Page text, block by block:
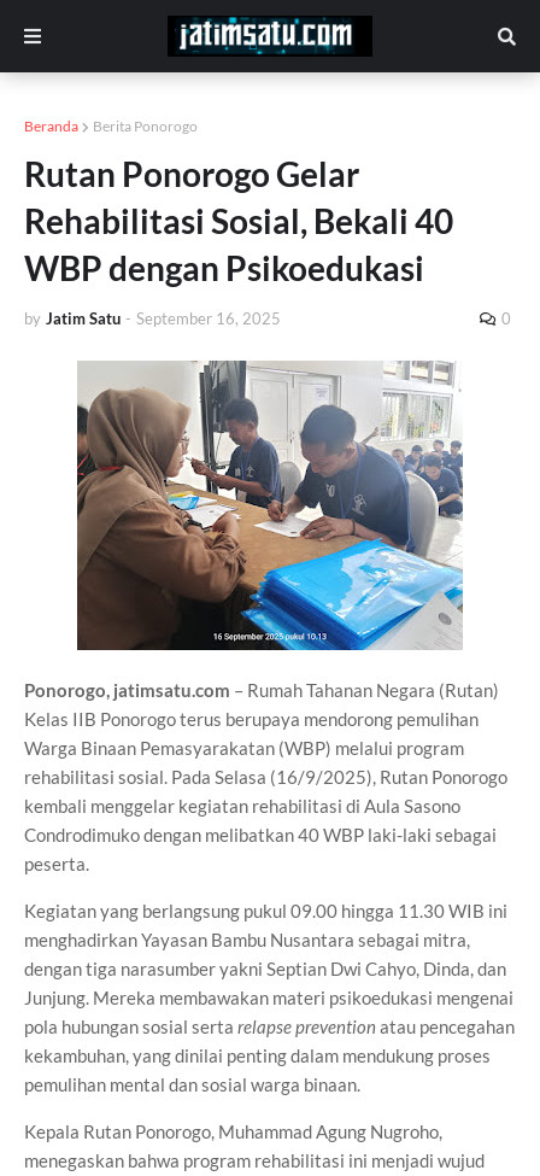
Beranda Berita Ponorogo
Rutan Ponorogo Gelar
Rehabilitasi Sosial, Bekali 40
WBP dengan Psikoedukasi
by Jatim Satu - September 16, 2025 0
Ponorogo, jatimsatu.com – Rumah Tahanan Negara (Rutan)
Kelas IIB Ponorogo terus berupaya mendorong pemulihan
Warga Binaan Pemasyarakatan (WBP) melalui program
rehabilitasi sosial. Pada Selasa (16/9/2025), Rutan Ponorogo
kembali menggelar kegiatan rehabilitasi di Aula Sasono
Condrodimuko dengan melibatkan 40 WBP laki-laki sebagai
peserta.
Kegiatan yang berlangsung pukul 09.00 hingga 11.30 WIB ini
menghadirkan Yayasan Bambu Nusantara sebagai mitra,
dengan tiga narasumber yakni Septian Dwi Cahyo, Dinda, dan
Junjung. Mereka membawakan materi psikoedukasi mengenai
pola hubungan sosial serta relapse preventionatau pencegahan
kekambuhan, yang dinilai penting dalam mendukung proses
pemulihan mental dan sosial warga binaan.
Kepala Rutan Ponorogo, Muhammad Agung Nugroho,
menegaskan bahwa program rehabilitasi ini menjadi wujud